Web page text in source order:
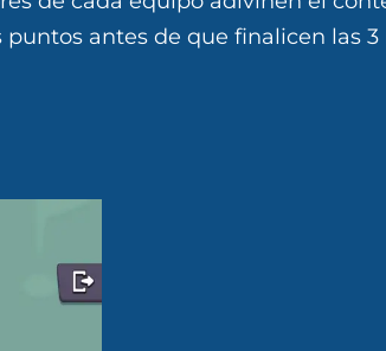
antes de que finalicen las 3